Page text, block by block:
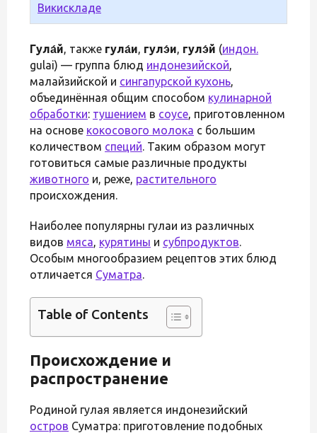
Викискладе
Гула́й, также гула́и, гулэ́и, гулэ́й (индон.
gulai) — группа блюд индонезийской,
малайзийской и сингапурской кухонь,
объединённая общим способом кулинарной
обработки: тушением в соусе, приготовленном
на основе кокосового молока с большим
количеством специй. Таким образом могут
готовиться самые различные продукты
животного и, реже, растительного
происхождения.
Наиболее популярны гулаи из различных
видов мяса, курятины и субпродуктов.
Особым многообразием рецептов этих блюд
отличается Суматра.
Table of Contents
Происхождение и
распространение
Родиной гулая является индонезийский
остров Суматра: приготовление подобных